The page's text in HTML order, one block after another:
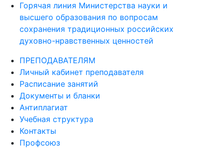
Горячая линия Министерства науки и
высшего образования по вопросам
сохранения традиционных российских
духовно-нравственных ценностей
ПРЕПОДАВАТЕЛЯМ
Личный кабинет преподавателя
Расписание занятий
Документы и бланки
Антиплагиат
Учебная структура
Контакты
Профсоюз